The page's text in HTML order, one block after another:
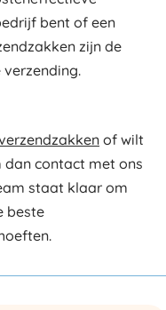
bent of een
zijn de
of wilt
dan contact met ons
staat klaar om
beste